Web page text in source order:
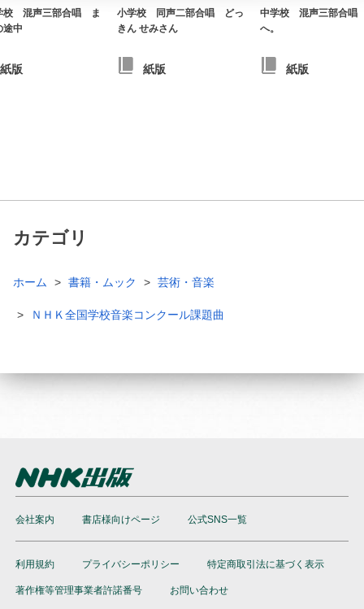
校 混声三部合唱 ま
途中
紙版
小学校 同声二部合唱 どっ
きん せみさん
紙版
中学校 混声三部合
へ。
紙版
カテゴリ
ホーム 書籍・ムック 芸術・音楽
ＮＨＫ全国学校音楽コンクール課題曲
会社案内 書店様向けページ 公式SNS一覧
利用規約 プライバシーポリシー 特定商取引法に基づく表示
著作権等管理事業者許諾番号 お問い合わせ